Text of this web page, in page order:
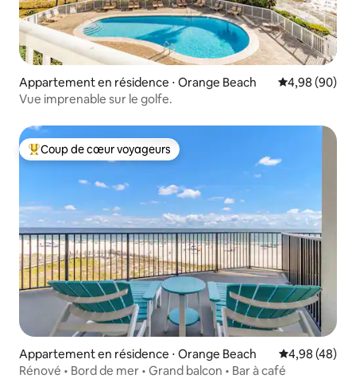
Appartement en résidence ⋅ Orange Beach Évaluation
4,98 (90)
Vue imprenable sur le golfe.
Coups de cœur voyageurs les plus appréciés
Coup de cœur voyageurs
Appartement en résidence ⋅ Orange Beach Évaluation
4,98 (48)
Rénové • Bord de mer • Grand balcon • Bar à café